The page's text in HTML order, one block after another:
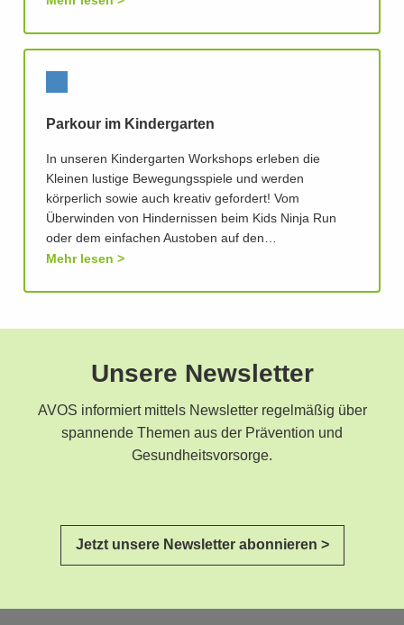
Parkour im Kindergarten
In unseren Kindergarten Workshops erleben die
Kleinen lustige Bewegungsspiele und werden
körperlich sowie auch kreativ gefordert! Vom
Überwinden von Hindernissen beim Kids Ninja Run
oder dem einfachen Austoben auf den…
Mehr lesen
Unsere Newsletter
AVOS informiert mittels Newsletter regelmäßig über
spannende Themen aus der Prävention und
Gesundheitsvorsorge.
Jetzt unsere Newsletter abonnieren >